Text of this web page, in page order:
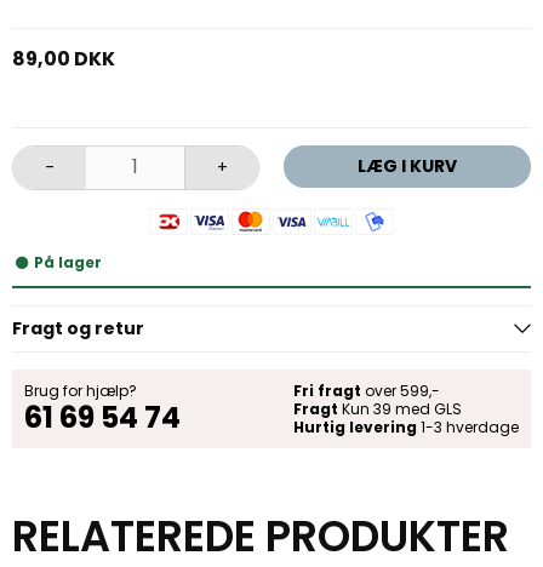
89,00 DKK
- + LÆG I KURV
På lager
Fragt og retur
Brug for hjælp?
61 69 54 74
Fri fragt over 599,-
Fragt Kun 39 med GLS
Hurtig levering 1-3 hverdage
RELATEREDE PRODUKTER